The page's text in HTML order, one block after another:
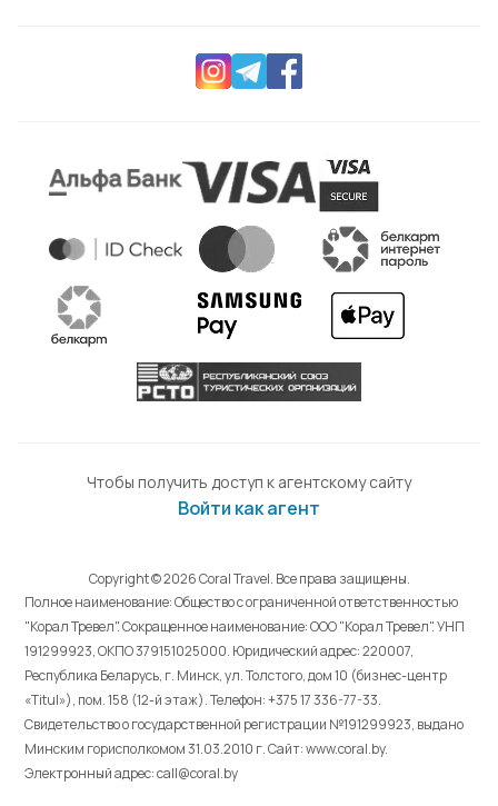
Чтобы получить доступ к агентскому сайту
Войти как агент
Copyright © 2026 Coral Travel. Все права защищены.
Полное наименование: Общество с ограниченной ответственностью
"Корал Тревел". Сокращенное наименование: ООО "Корал Тревел". УНП
191299923, ОКПО 379151025000. Юридический адрес: 220007,
Республика Беларусь, г. Минск, ул. Толстого, дом 10 (бизнес-центр
«Titul»), пом. 158 (12-й этаж). Телефон: +375 17 336-77-33.
Свидетельство о государственной регистрации №191299923, выдано
Минским горисполкомом 31.03.2010 г. Cайт: www.coral.by.
Электронный адрес: call@coral.by